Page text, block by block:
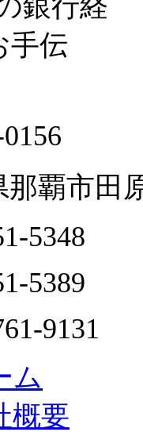
那覇市田
5348
5389
9131
ム
概要